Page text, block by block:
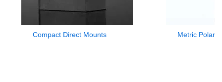
Compact Direct Mounts Metric